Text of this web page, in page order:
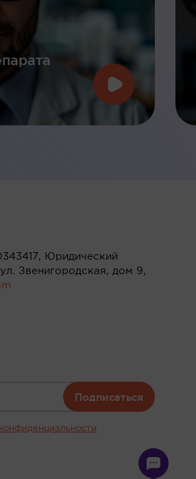
Юридический
ул. Звенигородская, дом 9,
Подписаться